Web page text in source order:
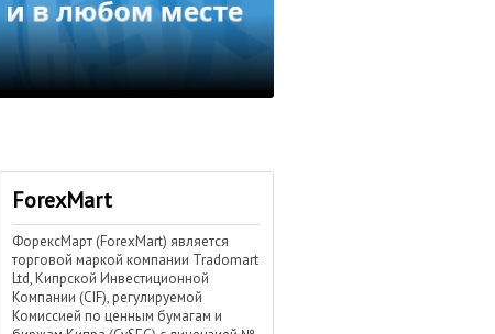
ForexMart
ФорексМарт (ForexMart) является
торговой маркой компании Tradomart
Ltd, Кипрской Инвестиционной
Компании (CIF), регулируемой
Комиссией по ценным бумагам и